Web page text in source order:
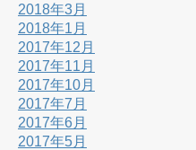
2018年3月
2018年1月
2017年12月
2017年11月
2017年10月
2017年7月
2017年6月
2017年5月